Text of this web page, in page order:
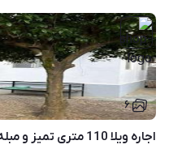
۶
اجاره ویلا 110 متری تمیز و مبله در تمشکل